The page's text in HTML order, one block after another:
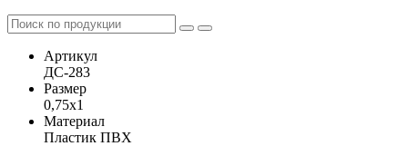
Артикул
ДС-283
Размер
0,75x1
Материал
Пластик ПВХ